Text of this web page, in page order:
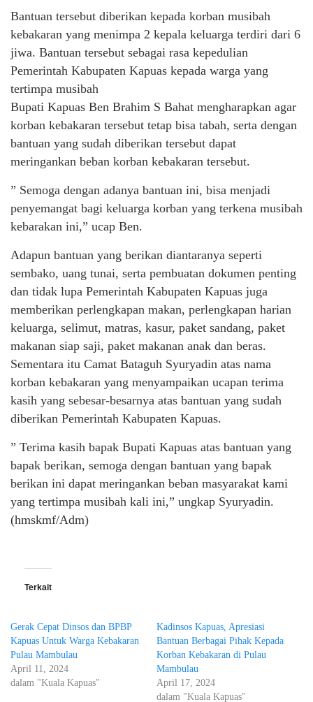
Bantuan tersebut diberikan kepada korban musibah
kebakaran yang menimpa 2 kepala keluarga terdiri dari 6
jiwa. Bantuan tersebut sebagai rasa kepedulian
Pemerintah Kabupaten Kapuas kepada warga yang
tertimpa musibah
Bupati Kapuas Ben Brahim S Bahat mengharapkan agar
korban kebakaran tersebut tetap bisa tabah, serta dengan
bantuan yang sudah diberikan tersebut dapat
meringankan beban korban kebakaran tersebut.
” Semoga dengan adanya bantuan ini, bisa menjadi
penyemangat bagi keluarga korban yang terkena musibah
kebarakan ini,” ucap Ben.
Adapun bantuan yang berikan diantaranya seperti
sembako, uang tunai, serta pembuatan dokumen penting
dan tidak lupa Pemerintah Kabupaten Kapuas juga
memberikan perlengkapan makan, perlengkapan harian
keluarga, selimut, matras, kasur, paket sandang, paket
makanan siap saji, paket makanan anak dan beras.
Sementara itu Camat Bataguh Syuryadin atas nama
korban kebakaran yang menyampaikan ucapan terima
kasih yang sebesar-besarnya atas bantuan yang sudah
diberikan Pemerintah Kabupaten Kapuas.
” Terima kasih bapak Bupati Kapuas atas bantuan yang
bapak berikan, semoga dengan bantuan yang bapak
berikan ini dapat meringankan beban masyarakat kami
yang tertimpa musibah kali ini,” ungkap Syuryadin.
(hmskmf/Adm)
Terkait
Gerak Cepat Dinsos dan BPBP
Kapuas Untuk Warga Kebakaran
Pulau Mambulau
April 11, 2024
dalam "Kuala Kapuas"
Kadinsos Kapuas, Apresiasi
Bantuan Berbagai Pihak Kepada
Korban Kebakaran di Pulau
Mambulau
April 17, 2024
dalam "Kuala Kapuas"